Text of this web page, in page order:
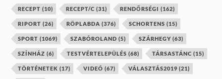
RECEPT (10) RECEPT/C (31) RENDŐRSÉGI (162)
RIPORT (26) RÖPLABDA (376) SCHORTENS (15)
SPORT (1069) SZABÓROLAND (5) SZÁRHEGY (63)
SZÍNHÁZ (6) TESTVÉRTELEPÜLÉS (68) TÁRSASTÁNC (15)
TÖRTÉNETEK (17) VIDEÓ (67) VÁLASZTÁS2019 (21)